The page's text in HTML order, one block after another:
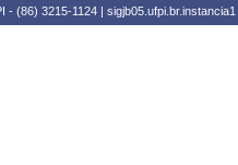
- (86) 3215-1124 | sigjb05.ufpi.br.instancia1